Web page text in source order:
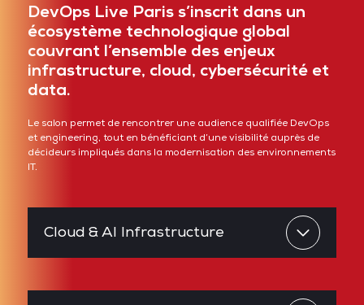
DevOps Live Paris s’inscrit dans un
écosystème technologique global
couvrant l’ensemble des enjeux
infrastructure, cloud, cybersécurité et
data.
Le salon permet de rencontrer une audience qualifiée DevOps
et engineering, tout en bénéficiant d’une visibilité auprès de
décideurs impliqués dans la modernisation des environnements
IT.
Cloud & AI Infrastructure